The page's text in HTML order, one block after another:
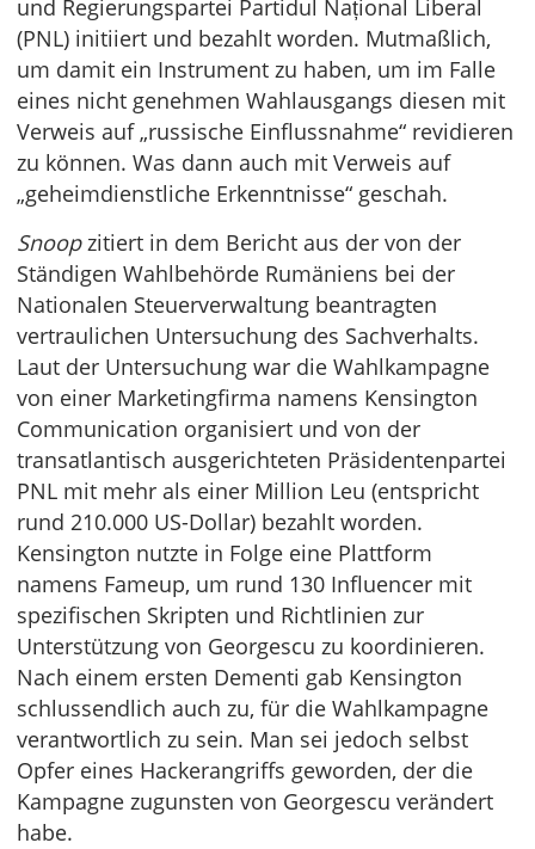
und Regierungspartei Partidul Național Liberal
(PNL) initiiert und bezahlt worden. Mutmaßlich,
um damit ein Instrument zu haben, um im Falle
eines nicht genehmen Wahlausgangs diesen mit
Verweis auf „russische Einflussnahme“ revidieren
zu können. Was dann auch mit Verweis auf
„geheimdienstliche Erkenntnisse“ geschah.
Snoopzitiert in dem Bericht aus der von der
Ständigen Wahlbehörde Rumäniens bei der
Nationalen Steuerverwaltung beantragten
vertraulichen Untersuchung des Sachverhalts.
Laut der Untersuchung war die Wahlkampagne
von einer Marketingfirma namens Kensington
Communication organisiert und von der
transatlantisch ausgerichteten Präsidentenpartei
PNL mit mehr als einer Million Leu (entspricht
rund 210.000 US-Dollar) bezahlt worden.
Kensington nutzte in Folge eine Plattform
namens Fameup, um rund 130 Influencer mit
spezifischen Skripten und Richtlinien zur
Unterstützung von Georgescu zu koordinieren.
Nach einem ersten Dementi gab Kensington
schlussendlich auch zu, für die Wahlkampagne
verantwortlich zu sein. Man sei jedoch selbst
Opfer eines Hackerangriffs geworden, der die
Kampagne zugunsten von Georgescu verändert
habe.